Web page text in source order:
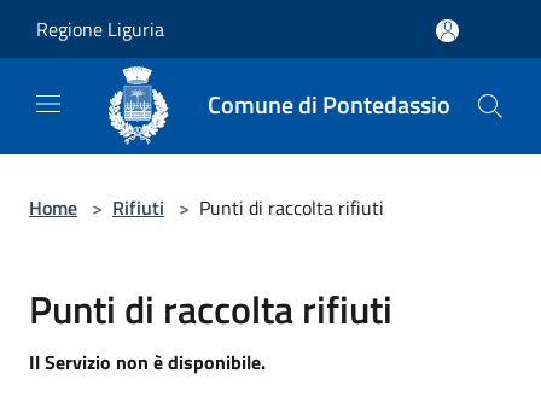
Regione Liguria
Comune di Pontedassio
Home > Rifiuti > Punti di raccolta rifiuti
Punti di raccolta rifiuti
Il Servizio non è disponibile.